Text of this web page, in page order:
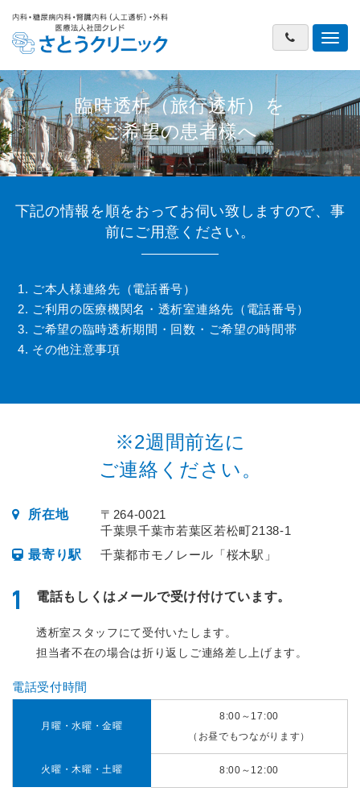
ナ
ゲ
ョ
ン
臨時透析（旅行透析）を
ご希望の患者様へ
下記の情報を順をおってお伺い致しますので、事
前にご用意ください。
ご本人様連絡先（電話番号）
ご利用の医療機関名・透析室連絡先（電話番号）
ご希望の臨時透析期間・回数・ご希望の時間帯
その他注意事項
※2週間前迄に
ご連絡ください。
所在地
〒264-0021
千葉県千葉市若葉区若松町2138-1
最寄り駅
千葉都市モノレール「桜木駅」
1 電話もしくはメールで受け付けています。
透析室スタッフにて受付いたします。
担当者不在の場合は折り返しご連絡差し上げます。
電話受付時間
月曜・水曜・金曜
8:00～17:00
（お昼でもつながります）
火曜・木曜・土曜 8:00～12:00